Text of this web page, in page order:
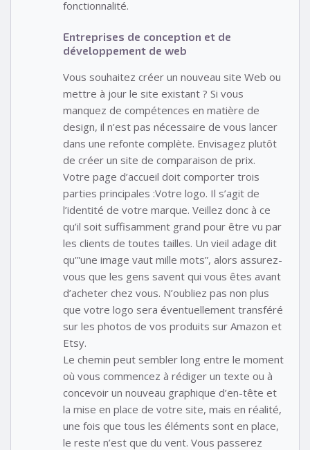
fonctionnalité.
Entreprises de conception et de
développement de web
Vous souhaitez créer un nouveau site Web ou
mettre à jour le site existant ? Si vous
manquez de compétences en matière de
design, il n’est pas nécessaire de vous lancer
dans une refonte complète. Envisagez plutôt
de créer un site de comparaison de prix.
Votre page d’accueil doit comporter trois
parties principales :Votre logo. Il s’agit de
l’identité de votre marque. Veillez donc à ce
qu’il soit suffisamment grand pour être vu par
les clients de toutes tailles. Un vieil adage dit
qu'”une image vaut mille mots”, alors assurez-
vous que les gens savent qui vous êtes avant
d’acheter chez vous. N’oubliez pas non plus
que votre logo sera éventuellement transféré
sur les photos de vos produits sur Amazon et
Etsy.
Le chemin peut sembler long entre le moment
où vous commencez à rédiger un texte ou à
concevoir un nouveau graphique d’en-tête et
la mise en place de votre site, mais en réalité,
une fois que tous les éléments sont en place,
le reste n’est que du vent. Vous passerez